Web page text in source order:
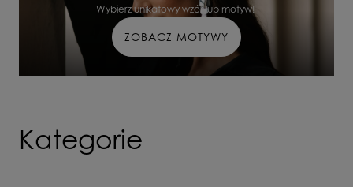
Wybierz unikatowy wzór lub motyw!
ZOBACZ MOTYWY
Kategorie